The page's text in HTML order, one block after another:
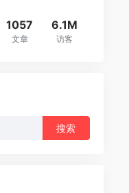
1057
文章
6.1M
访客